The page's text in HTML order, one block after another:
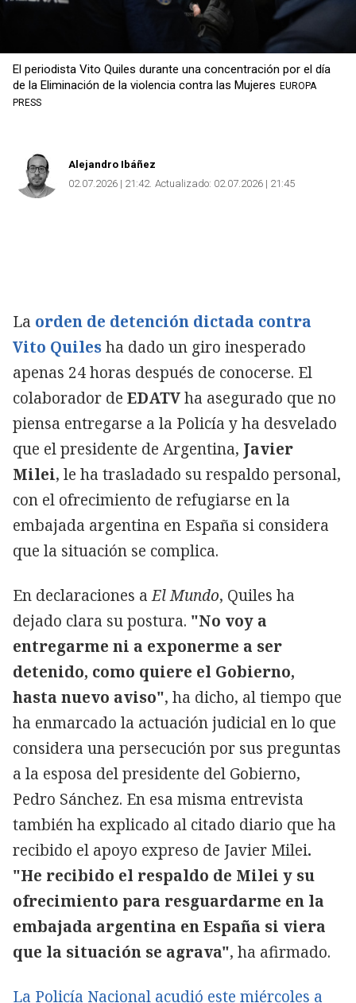
El periodista Vito Quiles durante una concentración por el día
de la Eliminación de la violencia contra las Mujeres EUROPA
PRESS
Alejandro Ibáñez
02.07.2026 | 21:42 Actualizado: 02.07.2026 | 21:45
La orden de detención dictada contra
Vito Quilesha dado un giro inesperado
apenas 24 horas después de conocerse. El
colaborador de EDATVha asegurado que no
piensa entregarse a la Policía y ha desvelado
que el presidente de Argentina, Javier
Milei, le ha trasladado su respaldo personal,
con el ofrecimiento de refugiarse en la
embajada argentina en España si considera
que la situación se complica.
En declaraciones aEl Mundo, Quiles ha
dejado clara su postura. "No voy a
entregarme ni a exponerme a ser
detenido, como quiere el Gobierno,
hasta nuevo aviso", ha dicho, al tiempo que
ha enmarcado la actuación judicial en lo que
considera una persecución por sus preguntas
a la esposa del presidente del Gobierno,
Pedro Sánchez. En esa misma entrevista
también ha explicado al citado diario que ha
recibido el apoyo expreso de Javier Milei.
"He recibido el respaldo de Milei y su
ofrecimiento para resguardarme en la
embajada argentina en España si viera
que la situación se agrava", ha afirmado.
La Policía Nacional acudió este miércoles a